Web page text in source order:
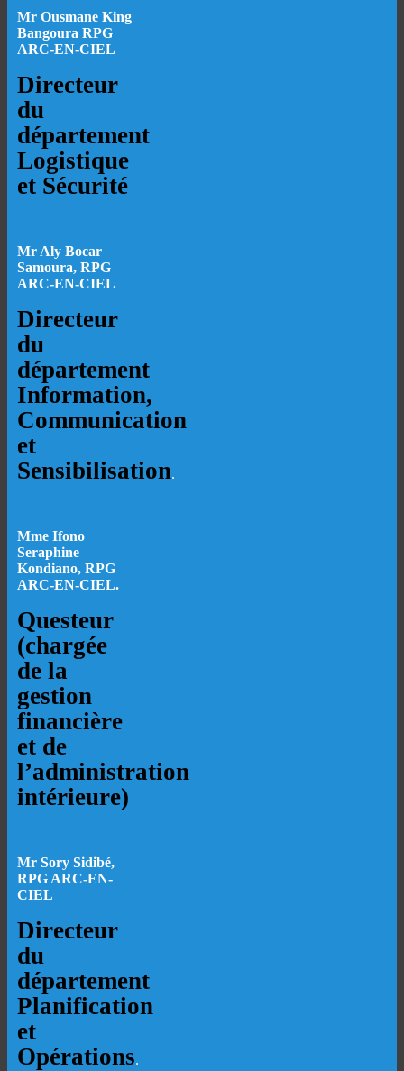
Mr Ousmane King
Bangoura RPG
ARC-EN-CIEL
Directeur
du
département
Logistique
et Sécurité
Mr Aly Bocar
Samoura, RPG
ARC-EN-CIEL
Directeur
du
département
Information,
Communication
et
Sensibilisation.
Mme Ifono
Seraphine
Kondiano, RPG
ARC-EN-CIEL.
Questeur
(chargée
de la
gestion
financière
et de
l’administration
intérieure)
Mr Sory Sidibé,
RPG ARC-EN-
CIEL
Directeur
du
département
Planification
et
Opérations.